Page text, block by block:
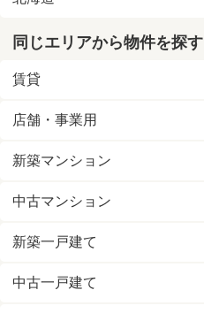
同じエリアから物件を探す
賃貸
店舗・事業用
新築マンション
中古マンション
新築一戸建て
中古一戸建て